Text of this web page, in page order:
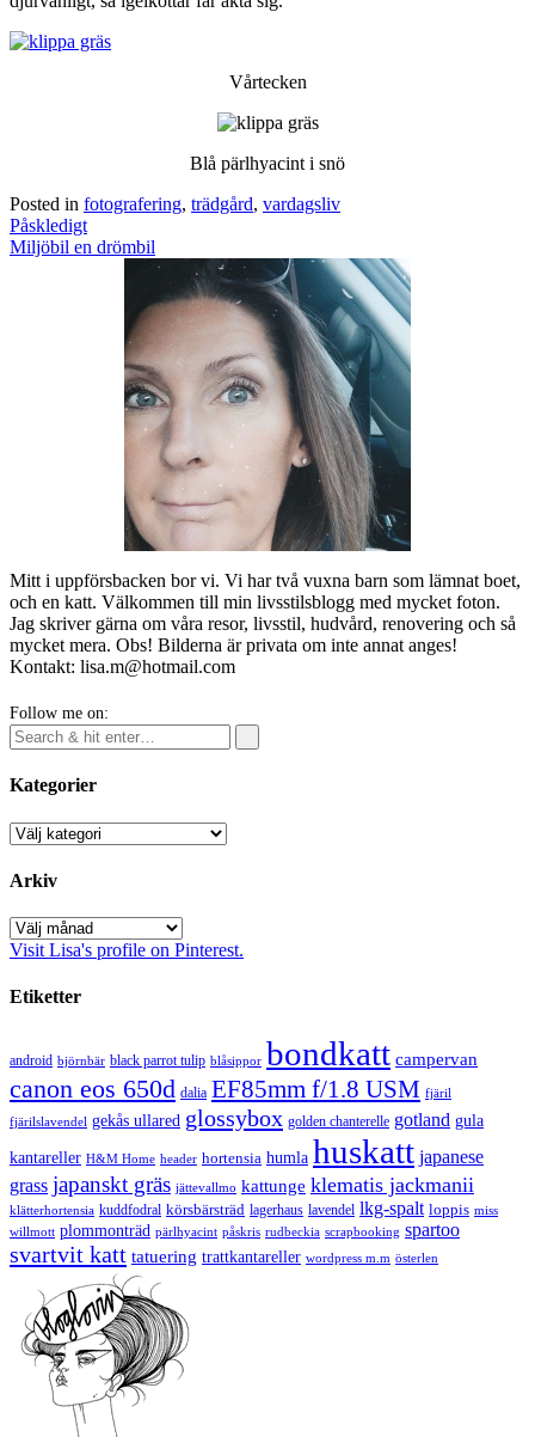
Vårtecken
Blå pärlhyacint i snö
Posted in fotografering, trädgård, vardagsliv
Post
navigation
Påskledigt
Miljöbil en drömbil
Mitt i uppförsbacken bor vi. Vi har två vuxna barn som lämnat boet,
och en katt. Välkommen till min livsstilsblogg med mycket foton.
Jag skriver gärna om våra resor, livsstil, hudvård, renovering och så
mycket mera. Obs! Bilderna är privata om inte annat anges!
Kontakt: lisa.m@hotmail.com
Follow me on:
Kategorier
Kategorier
Arkiv
Arkiv
Visit Lisa's profile on Pinterest.
Etiketter
android björnbär black parrot tulip blåsippor bondkatt campervan
canon eos 650d dalia EF85mm f/1.8 USM fjäril
fjärilslavendel gekås ullared glossybox golden chanterelle gotland gula
kantareller H&M Home header hortensia humla huskatt japanese
grass japanskt gräs jättevallmo kattunge klematis jackmanii
klätterhortensia kuddfodral körsbärsträd lagerhaus lavendel lkg-spalt loppis miss
willmott plommonträd pärlhyacint påskris rudbeckia scrapbooking spartoo
svartvit katt tatuering trattkantareller wordpress m.m österlen